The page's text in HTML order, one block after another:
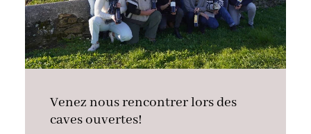
Venez nous rencontrer lors des
caves ouvertes!